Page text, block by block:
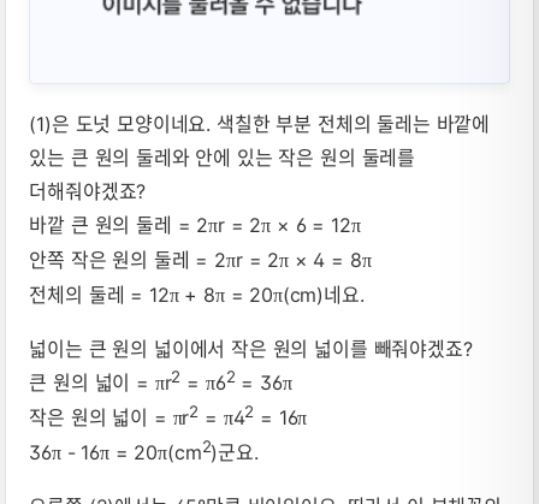
(1)은 도넛 모양이네요. 색칠한 부분 전체의 둘레는 바깥에
있는 큰 원의 둘레와 안에 있는 작은 원의 둘레를
더해줘야겠죠?
바깥 큰 원의 둘레 = 2πr = 2π × 6 = 12π
안쪽 작은 원의 둘레 = 2πr = 2π× 4 = 8π
전체의 둘레 = 12π+ 8π= 20π(cm)네요.
넓이는 큰 원의 넓이에서 작은 원의 넓이를 빼줘야겠죠?
큰 원의 넓이 = πr2 = π62 = 36π
작은 원의 넓이 = πr2 = π42 = 16π
36π- 16π= 20π(cm2)군요.